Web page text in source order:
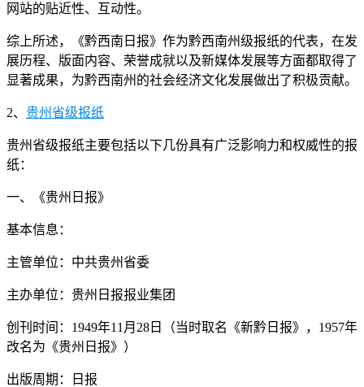
网站的贴近性、互动性。
综上所述，《黔西南日报》作为黔西南州级报纸的代表，在发
展历程、版面内容、荣誉成就以及新媒体发展等方面都取得了
显著成果，为黔西南州的社会经济文化发展做出了积极贡献。
2、 贵州省级报纸
贵州省级报纸主要包括以下几份具有广泛影响力和权威性的报
纸：
一、《贵州日报》
基本信息：
主管单位：中共贵州省委
主办单位：贵州日报报业集团
创刊时间：1949年11月28日（当时取名《新黔日报》，1957年
改名为《贵州日报》）
出版周期：日报